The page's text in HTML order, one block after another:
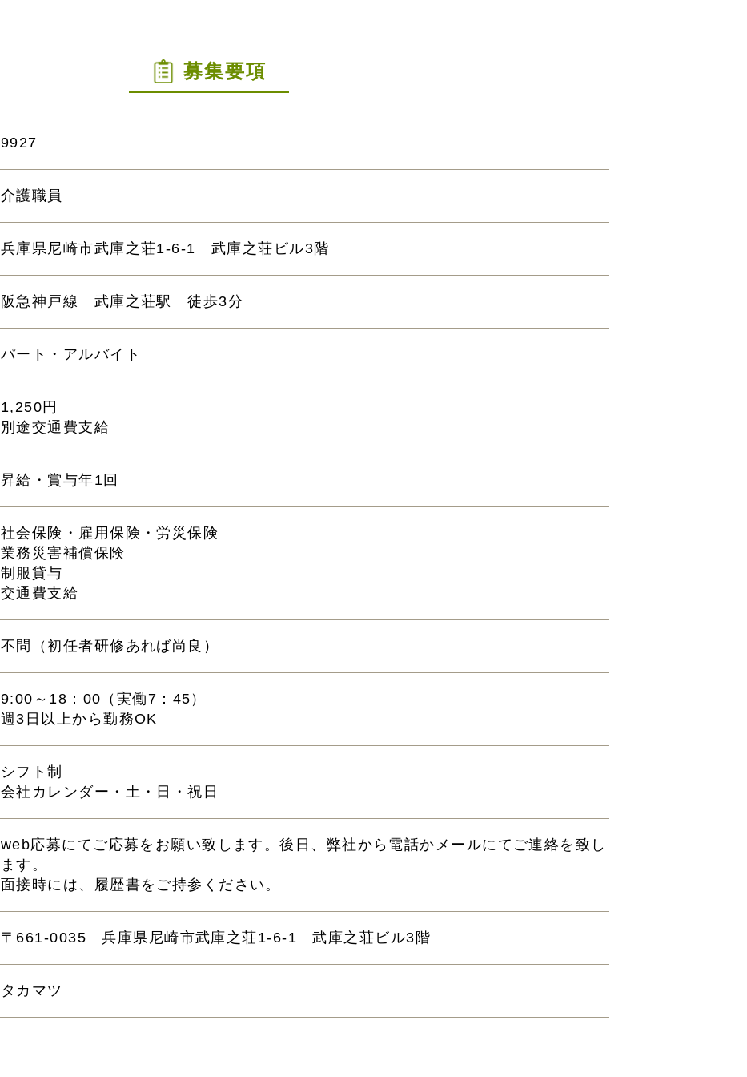
募集要項
9927
介護職員
兵庫県尼崎市武庫之荘1-6-1 武庫之荘ビル3階
阪急神戸線 武庫之荘駅 徒歩3分
パート・アルバイト
1,250円
別途交通費支給
昇給・賞与年1回
社会保険・雇用保険・労災保険
業務災害補償保険
制服貸与
交通費支給
不問（初任者研修あれば尚良）
9:00～18：00（実働7：45）
週3日以上から勤務OK
シフト制
会社カレンダー・土・日・祝日
web応募にてご応募をお願い致します。後日、弊社から電話かメールにてご連絡を致し
ます。
面接時には、履歴書をご持参ください。
〒661-0035 兵庫県尼崎市武庫之荘1-6-1 武庫之荘ビル3階
タカマツ